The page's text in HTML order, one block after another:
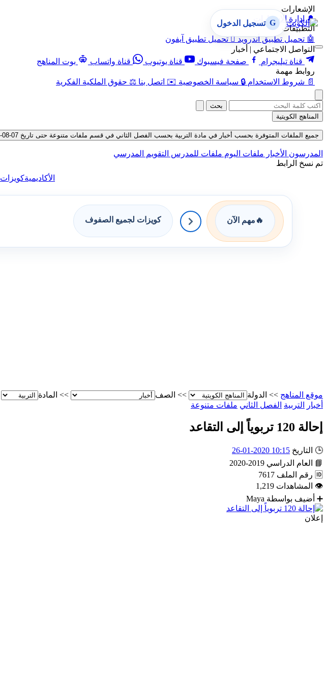
الإشعارات
🔔 إدارة الإشعارات
التطبيقات
🤖 تحميل تطبيق أندرويد  تحميل تطبيق آيفون
التواصل الاجتماعي | أخبار
قناة تيليجرام
صفحة فيسبوك قناة يوتيوب قناة واتساب
بوت المناهج
روابط مهمة
📄 شروط الاستخدام 🔒 سياسة الخصوصية ✉️ اتصل بنا ⚖️ حقوق الملكية الفكرية
G تسجيل الدخول
بحث
المناهج الكويتية
جميع الملفات المتوفرة بحسب أخبار في مادة التربية بحسب الفصل الثاني في قسم ملفات متنوعة حتى تاريخ 07-08-2026
المدرسون الأخبار ملفات اليوم ملفات للمدرس التقويم المدرسي
تم نسخ الرابط
الأكاديميةكويزات
🔥 مهم الآن كويزات لجميع الصفوف
موقع المناهج >> الدولة >> الصف >> المادة
أخبار
التربية الفصل الثاني ملفات متنوعة
إحالة 120 تربوياً إلى التقاعد
🕒 التاريخ 10:15 2020-01-26
📘
العام الدراسي 2019-2020
🆔 رقم الملف 7617
👁 المشاهدات 1,219
➕ أضيف بواسطة Maya
إعلان